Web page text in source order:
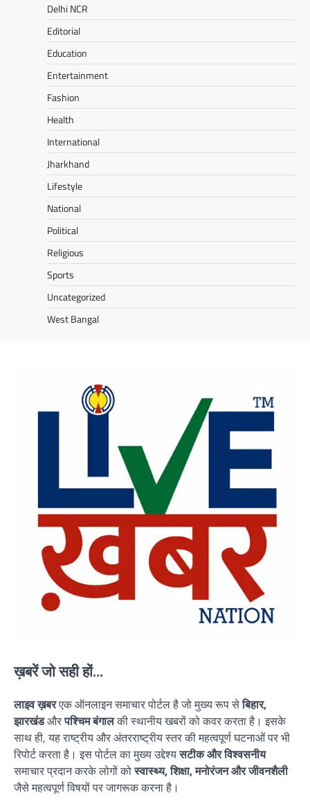
Delhi NCR
Editorial
Education
Entertainment
Fashion
Health
International
Jharkhand
Lifestyle
National
Political
Religious
Sports
Uncategorized
West Bangal
ख़बरें जो सही हों...
लाइव ख़बरएक ऑनलाइन समाचार पोर्टल है जो मुख्य रूप सेबिहार,
झारखंडऔरपश्चिम बंगालकी स्थानीय खबरों को कवर करता है। इसके
साथ ही, यह राष्ट्रीय और अंतरराष्ट्रीय स्तर की महत्वपूर्ण घटनाओं पर भी
रिपोर्ट करता है। इस पोर्टल का मुख्य उद्देश्यसटीक और विश्वसनीय
समाचार प्रदान करके लोगों कोस्वास्थ्य, शिक्षा, मनोरंजन और जीवनशैली
जैसे महत्वपूर्ण विषयों पर जागरूक करना है।